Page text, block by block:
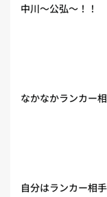
中川〜公弘〜！！
なかなかランカー
自分はランカー相